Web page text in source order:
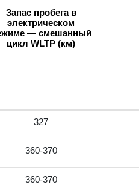
Запас пробега в
электрическом
— смешанный
цикл WLTP (км)
327
360-370
360-370